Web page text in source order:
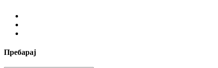
Пребарај